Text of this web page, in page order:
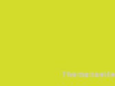
Themenseite